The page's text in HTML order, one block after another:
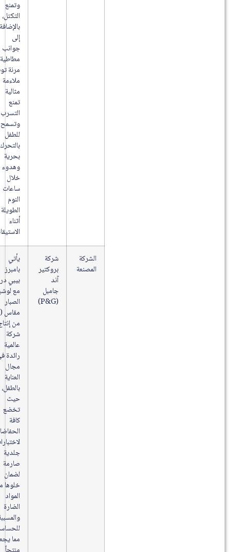
التكتل،
بالإضافة
جوانب
مطاطية
مرنة توفر
ملاءمة
التسرب
وتسمح
بالتحرك
بحرية
وهدوء
ساعات
الطويلة أو
الاستيقاظ.
الشركة
المصنعة
بروكتير
جامبل
بيبي دراي
مع لوشن
مقاس (1)
من إنتاج
رائدة في
بالطفل،
تخضع
الحفاضات
لاختبارات
جلدية
صارمة
خلوها من
الضارة
والمسببة
للحساسية،
مما يجعله